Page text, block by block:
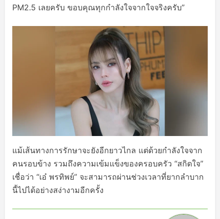
PM2.5 เลยครับ ขอบคุณทุกกำลังใจจากใจจริงครับ”
แม้เส้นทางการรักษาจะยังอีกยาวไกล แต่ด้วยกำลังใจจาก
คนรอบข้าง รวมถึงความเข้มแข็งของครอบครัว “สกิดใจ”
เชื่อว่า “เอ๋ พรทิพย์” จะสามารถผ่านช่วงเวลาที่ยากลำบาก
นี้ไปได้อย่างสง่างามอีกครั้ง